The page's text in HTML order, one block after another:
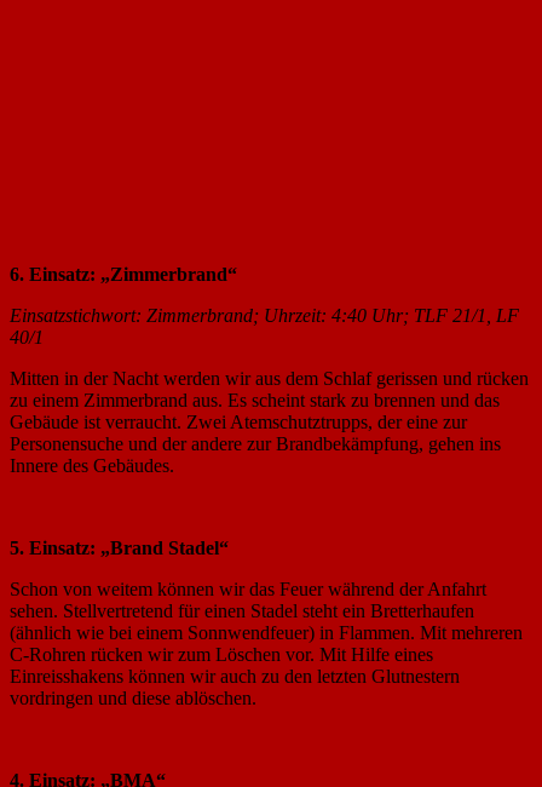
6. Einsatz: „Zimmerbrand“
Einsatzstichwort: Zimmerbrand; Uhrzeit: 4:40 Uhr; TLF 21/1, LF
40/1
Mitten in der Nacht werden wir aus dem Schlaf gerissen und rücken
zu einem Zimmerbrand aus. Es scheint stark zu brennen und das
Gebäude ist verraucht. Zwei Atemschutztrupps, der eine zur
Personensuche und der andere zur Brandbekämpfung, gehen ins
Innere des Gebäudes.
5. Einsatz: „Brand Stadel“
Schon von weitem können wir das Feuer während der Anfahrt
sehen. Stellvertretend für einen Stadel steht ein Bretterhaufen
(ähnlich wie bei einem Sonnwendfeuer) in Flammen. Mit mehreren
C-Rohren rücken wir zum Löschen vor. Mit Hilfe eines
Einreisshakens können wir auch zu den letzten Glutnestern
vordringen und diese ablöschen.
4. Einsatz: „BMA“